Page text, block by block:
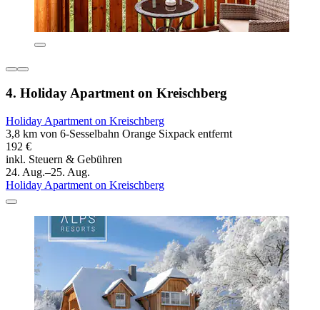
4. Holiday Apartment on Kreischberg
Holiday Apartment on Kreischberg
3,8 km von 6-Sesselbahn Orange Sixpack entfernt
192 €
inkl. Steuern & Gebühren
24. Aug.–25. Aug.
Holiday Apartment on Kreischberg